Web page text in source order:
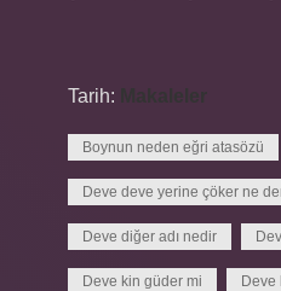
Tarih:
Boynun neden eğri atasözü
Deve deve yerine çöker ne
Deve diğer adı nedir
Deve kin güder mi Deve